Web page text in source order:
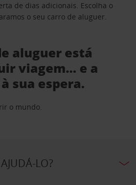
de dias adicionais. Escolha o
o seu carro de aluguer.
aluguer está
viagem… e a
sua espera.
o mundo.
LO?